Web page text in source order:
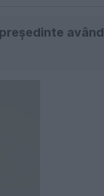
având